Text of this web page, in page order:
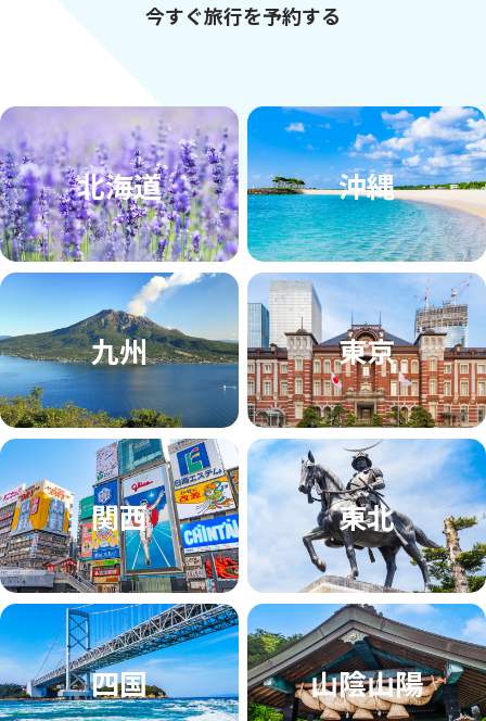
今すぐ旅行を予約する
北海道 沖縄
九州 東京
関西 東北
四国 山陰山陽